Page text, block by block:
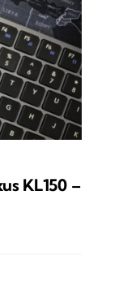
KL150 –